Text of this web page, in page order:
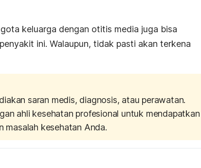
keluarga dengan otitis media juga bisa
ini. Walaupun, tidak pasti akan terkena
saran medis, diagnosis, atau perawatan.
ahli kesehatan profesional untuk mendapatkan
masalah kesehatan Anda.